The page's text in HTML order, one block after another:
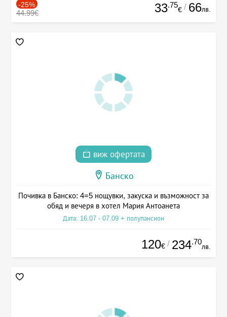
-25%
44.99€ 33.75
€ / 66лв.
виж офертата
Банско
Почивка в Банско: 4=5 нощувки, закуска и възможност за
обяд и вечеря в хотел Мария Антоанета
Дата: 16.07 - 07.09 + полупансион
120€ / 234.70
лв.